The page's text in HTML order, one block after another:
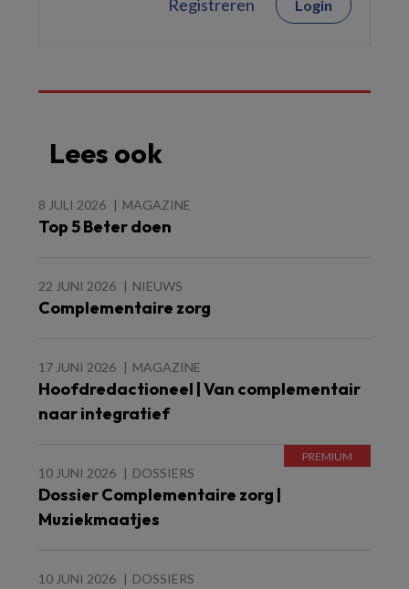
Registreren Login
Lees ook
8 JULI 2026 MAGAZINE
Top 5 Beter doen
22 JUNI 2026 NIEUWS
Complementaire zorg
17 JUNI 2026 MAGAZINE
Hoofdredactioneel | Van complementair
naar integratief
10 JUNI 2026 DOSSIERS
Dossier Complementaire zorg |
Muziekmaatjes
10 JUNI 2026 DOSSIERS